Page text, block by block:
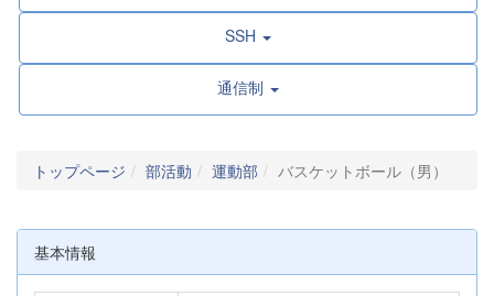
SSH
通信制
トップページ 部活動 運動部 バスケットボール（男）
基本情報